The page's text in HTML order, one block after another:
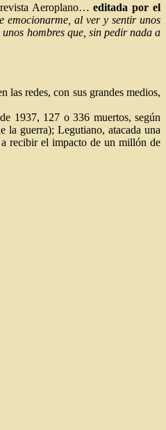
revista Aeroplano…editada por el
emocionarme, al ver y sentir unos
hombres que, sin pedir nada a
las redes, con sus grandes medios,
1937, 127 o 336 muertos, según
la guerra); Legutiano, atacada una
recibir el impacto de un millón de